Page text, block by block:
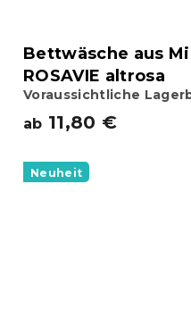
Bettwäsche aus
ROSAVIE altrosa
Voraussichtliche
ab 11,80 €
Neuheit